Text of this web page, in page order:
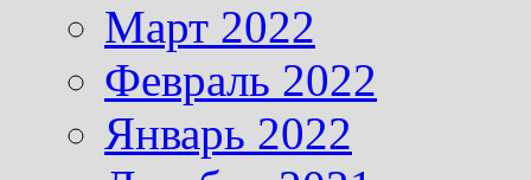
Март 2022
Февраль 2022
Январь 2022